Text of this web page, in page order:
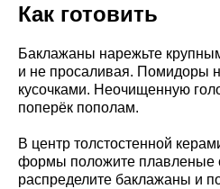
Как готовить
Баклажаны нарежьте
и не просаливая. Помидоры
кусочками. Неочищенную
поперёк пополам.
В центр толстостенной
формы положите плавленые
распределите баклажаны и